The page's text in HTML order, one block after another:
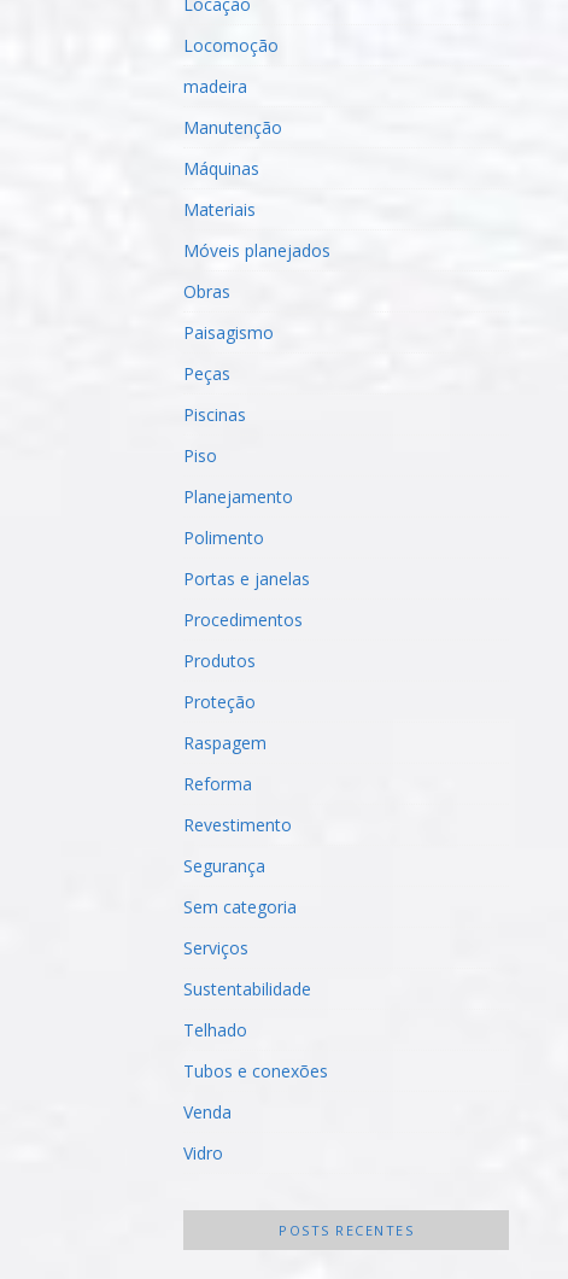
Locomoção
madeira
Manutenção
Máquinas
Materiais
Móveis planejados
Obras
Paisagismo
Peças
Piscinas
Piso
Planejamento
Polimento
Portas e janelas
Procedimentos
Produtos
Proteção
Raspagem
Reforma
Revestimento
Segurança
Sem categoria
Serviços
Sustentabilidade
Telhado
Tubos e conexões
Venda
Vidro
POSTS RECENTES